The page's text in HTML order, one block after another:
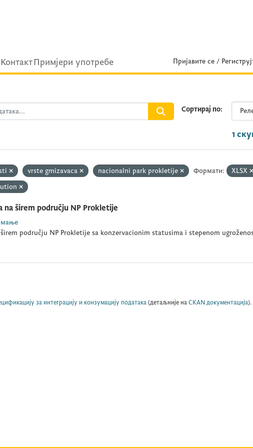
КонтактПримјери употребе Пријавите се /
Сортирај по
1
vrste gmizavaca nacionalni park prokletije Формати: XLSX
na širem području NP Prokletije
širem području NP Prokletije sa konzervacionim statusima i stepenom
за интеграцију и конзумацију података (детаљније на CKAN документација).